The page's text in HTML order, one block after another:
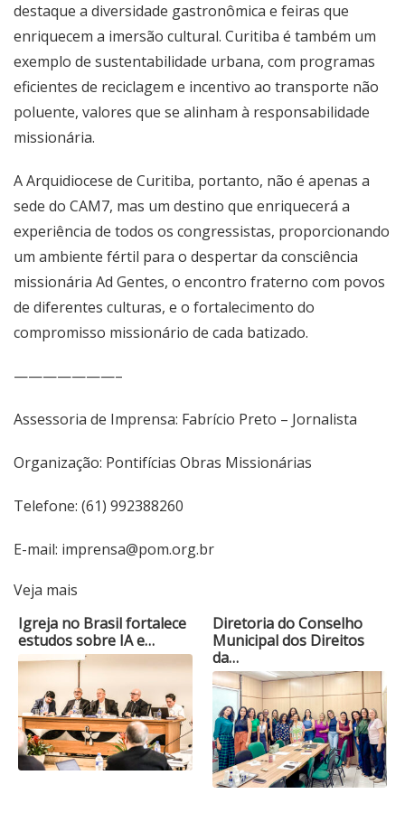
destaque a diversidade gastronômica e feiras que
enriquecem a imersão cultural. Curitiba é também um
exemplo de sustentabilidade urbana, com programas
eficientes de reciclagem e incentivo ao transporte não
poluente, valores que se alinham à responsabilidade
missionária.
A Arquidiocese de Curitiba, portanto, não é apenas a
sede do CAM7, mas um destino que enriquecerá a
experiência de todos os congressistas, proporcionando
um ambiente fértil para o despertar da consciência
missionária Ad Gentes, o encontro fraterno com povos
de diferentes culturas, e o fortalecimento do
compromisso missionário de cada batizado.
———————–
Assessoria de Imprensa: Fabrício Preto – Jornalista
Organização: Pontifícias Obras Missionárias
Telefone: (61) 992388260
E-mail: imprensa@pom.org.br
Veja mais
Igreja no Brasil fortalece
estudos sobre IA e…
Diretoria do Conselho
Municipal dos Direitos
da…